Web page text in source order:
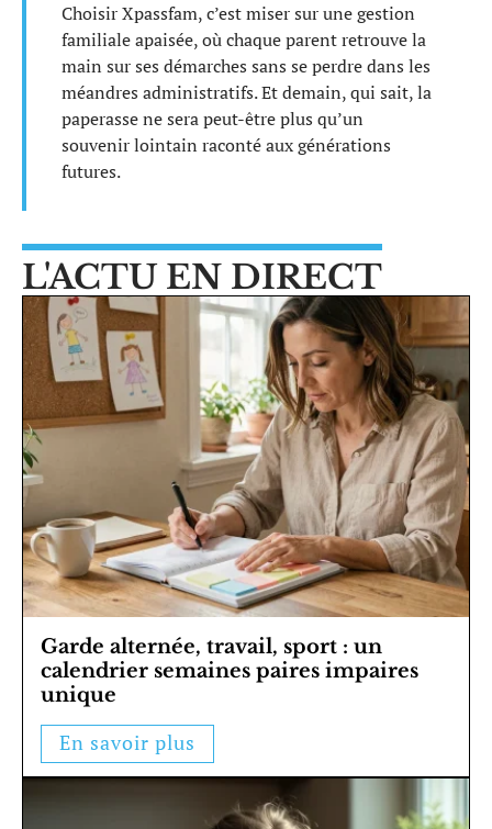
Choisir Xpassfam, c’est miser sur une gestion
familiale apaisée, où chaque parent retrouve la
main sur ses démarches sans se perdre dans les
méandres administratifs. Et demain, qui sait, la
paperasse ne sera peut-être plus qu’un
souvenir lointain raconté aux générations
futures.
L'ACTU EN DIRECT
Garde alternée, travail, sport : un
calendrier semaines paires impaires
unique
En savoir plus